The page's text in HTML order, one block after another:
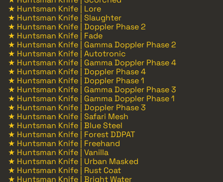
★ Huntsman Knife | Lore
★ Huntsman Knife | Slaughter
★ Huntsman Knife | Doppler Phase 2
★ Huntsman Knife | Fade
★ Huntsman Knife | Gamma Doppler Phase 2
★ Huntsman Knife | Autotronic
★ Huntsman Knife | Gamma Doppler Phase 4
★ Huntsman Knife | Doppler Phase 4
★ Huntsman Knife | Doppler Phase 1
★ Huntsman Knife | Gamma Doppler Phase 3
★ Huntsman Knife | Gamma Doppler Phase 1
★ Huntsman Knife | Doppler Phase 3
★ Huntsman Knife | Safari Mesh
★ Huntsman Knife | Blue Steel
★ Huntsman Knife | Forest DDPAT
★ Huntsman Knife | Freehand
★ Huntsman Knife | Vanilla
★ Huntsman Knife | Urban Masked
★ Huntsman Knife | Rust Coat
★ Huntsman Knife | Bright Water